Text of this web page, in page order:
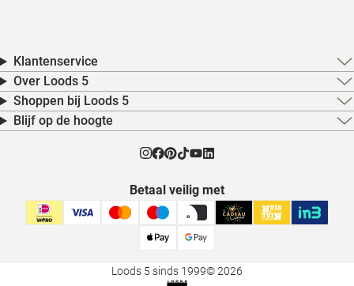
Klantenservice
Over Loods 5
Shoppen bij Loods 5
Blijf op de hoogte
Betaal veilig met
Loods 5 sinds 1999© 2026